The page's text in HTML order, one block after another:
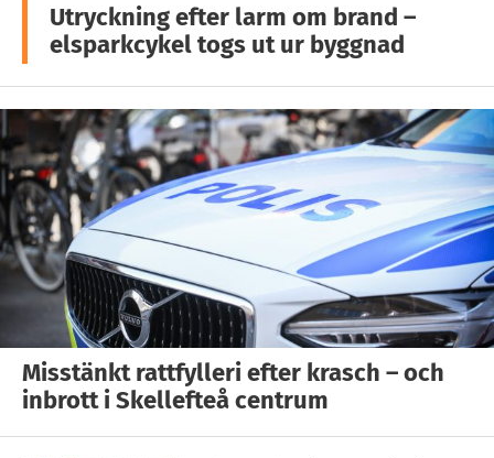
Utryckning efter larm om brand –
elsparkcykel togs ut ur byggnad
Misstänkt rattfylleri efter krasch – och
inbrott i Skellefteå centrum